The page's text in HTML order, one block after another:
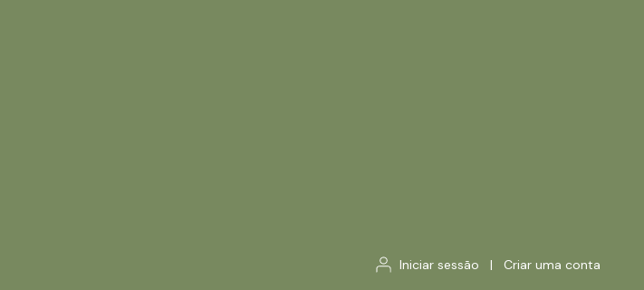
Iniciar sessão | Criar uma conta